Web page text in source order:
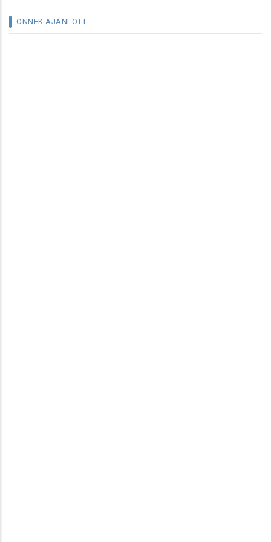
ÖNNEK AJÁNLOTT